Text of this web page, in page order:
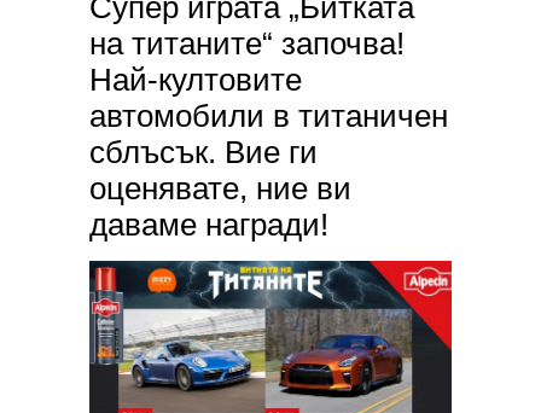
Супер играта „Битката
на титаните“ започва!
Най-култовите
автомобили в титаничен
сблъсък. Вие ги
оценявате, ние ви
даваме награди!